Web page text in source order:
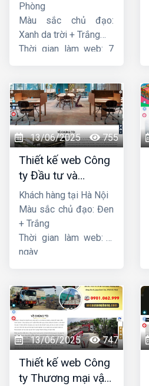
Phòng
Màu sắc chủ đạo:
Xanh da trời + Trắng
Thời gian làm web: 7
13/06/2025 755
Thiết kế web Công
ty Đầu tư và
Thương mại Five-
Star
Khách hàng tại Hà Nội
Màu sắc chủ đạo: Đen
+ Trắng
Thời gian làm web: 7
ngày
13/06/2025 747
Thiết kế web Công
ty Thương mại vận